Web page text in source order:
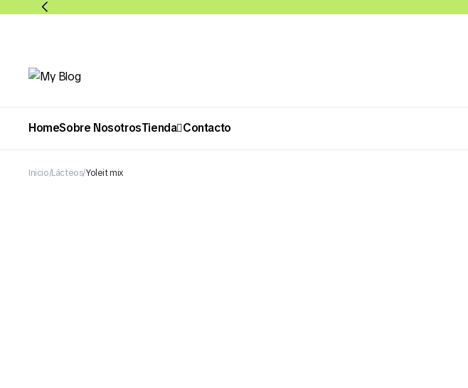
HomeSobre NosotrosTienda Contacto
Inicio Lácteos Yoleit mix